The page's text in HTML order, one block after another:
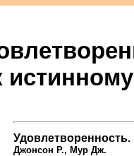
Джонсон Р., Мур Дж.